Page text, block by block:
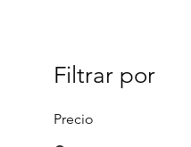
Filtrar por
Precio